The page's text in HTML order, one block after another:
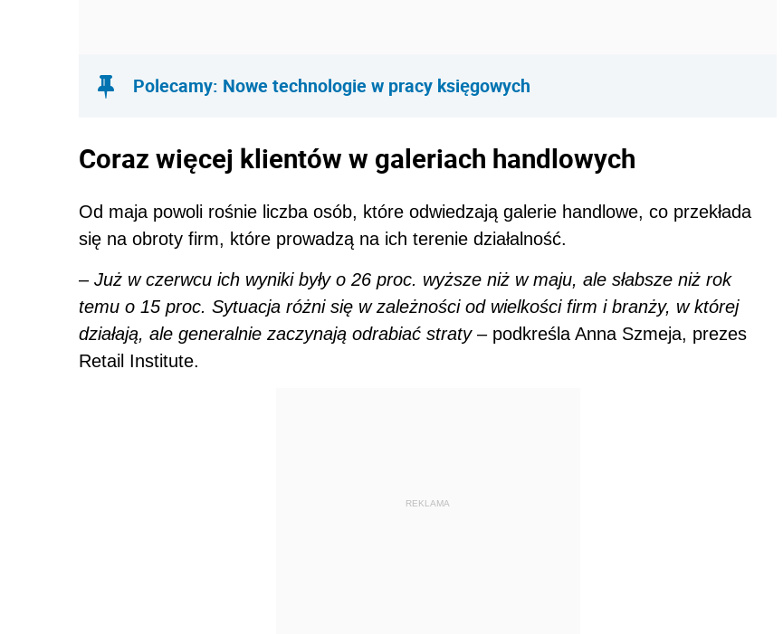
Polecamy: Nowe technologie w pracy księgowych
Coraz więcej klientów w galeriach handlowych
Od maja powoli rośnie liczba osób, które odwiedzają galerie handlowe, co przekłada
się na obroty firm, które prowadzą na ich terenie działalność.
– Już w czerwcu ich wyniki były o 26 proc. wyższe niż w maju, ale słabsze niż rok
temu o 15 proc. Sytuacja różni się w zależności od wielkości firm i branży, w której
działają, ale generalnie zaczynają odrabiać straty – podkreśla Anna Szmeja, prezes
Retail Institute.
REKLAMA